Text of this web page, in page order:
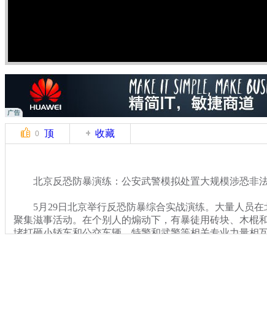
0 顶 收藏
北京反恐防暴演练：公安武警模拟处置大规模涉恐非
5月29日北京举行反恐防暴综合实战演练。大量人员在
聚集滋事活动。在个别人的煽动下，有暴徒用砖块、木棍
堵打砸小轿车和公交车辆。特警和武警等相关专业力量相